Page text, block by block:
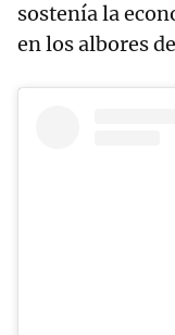
sostenía la
en los albores